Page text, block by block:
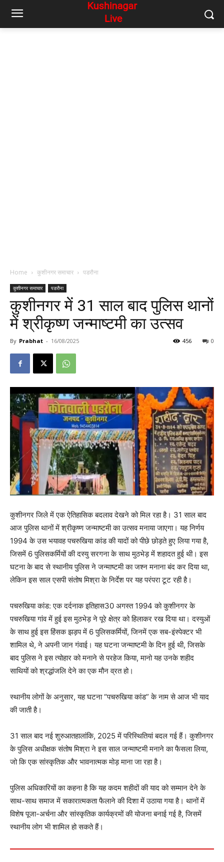
Home कुशीनगर समाचार पडरौना
कुशीनगर समाचार पडरौना
कुशीनगर में 31 साल बाद पुलिस थानों
में श्रीकृष्ण जन्माष्टमी का उत्सव
By Prabhat - 16/08/2025 0
456
कुशीनगर जिले में एक ऐतिहासिक बदलाव देखने को मिल रहा है। 31 साल बाद
आज पुलिस थानों में श्रीकृष्ण जन्माष्टमी का उत्सव मनाया जाएगा। यह निर्णय
1994 के उस भयावह पचरुखिया कांड की यादों को पीछे छोड़ते हुए लिया गया है,
जिसमें 6 पुलिसकर्मियों की दस्यु सरगना के साथ मुठभेड़ में शहादत हुई थी। इस
घटना के बाद से स्थानीय पुलिस ने जन्माष्टमी का जश्न मनाना बंद कर दिया था,
लेकिन इस साल एसपी संतोष मिश्रा के निर्देश पर यह परंपरा टूट रही है।
पचरुखिया कांड: एक दर्दनाक इतिहास30 अगस्त 1994 को कुशीनगर के
पचरुखिया गांव में हुई इस मुठभेड़ ने पूरे क्षेत्र को हिलाकर रख दिया था। दस्युओं
के साथ हुई इस हिंसक झड़प में 6 पुलिसकर्मियों, जिनमें एक सब-इंस्पेक्टर भी
शामिल थे, ने अपनी जान गंवाई। यह घटना जन्माष्टमी के दिन हुई थी, जिसके
बाद पुलिस ने इस त्योहार को मनाने से परहेज किया, मानो यह उनके शहीद
साथियों को श्रद्धांजलि देने का एक मौन व्रत हो।
स्थानीय लोगों के अनुसार, यह घटना “पचरुखिया कांड” के नाम से आज भी याद
की जाती है।
31 साल बाद नई शुरुआतहालांकि, 2025 में परिस्थितियां बदल गई हैं। कुशीनगर
के पुलिस अधीक्षक संतोष मिश्रा ने इस साल जन्माष्टमी मनाने का फैसला लिया,
जो कि एक सांस्कृतिक और भावनात्मक मोड़ माना जा रहा है।
पुलिस अधिकारियों का कहना है कि यह कदम शहीदों की याद को सम्मान देने के
साथ-साथ समाज में सकारात्मकता फैलाने की दिशा में उठाया गया है। थानों में
विशेष पूजा-अर्चना और सांस्कृतिक कार्यक्रमों की योजना बनाई गई है, जिसमें
स्थानीय लोग भी शामिल हो सकते हैं।